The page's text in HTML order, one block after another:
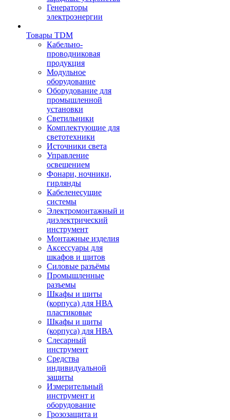
Генераторы
электроэнергии
Товары TDM
Кабельно-
проводниковая
продукция
Модульное
оборудование
Оборудование для
промышленной
установки
Светильники
Комплектующие для
светотехники
Источники света
Управление
освещением
Фонари, ночники,
гирлянды
Кабеленесущие
системы
Электромонтажный и
диэлектрический
инструмент
Монтажные изделия
Аксессуары для
шкафов и щитов
Силовые разъёмы
Промышленные
разъемы
Шкафы и щиты
(корпуса) для НВА
пластиковые
Шкафы и щиты
(корпуса) для НВА
Слесарный
инструмент
Средства
индивидуальной
защиты
Измерительный
инструмент и
оборудование
Грозозащита и